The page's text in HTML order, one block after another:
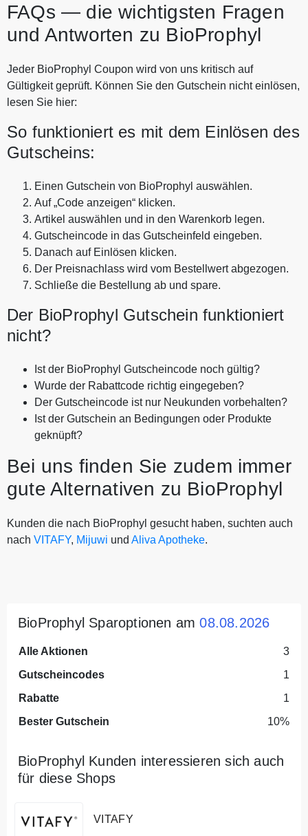
FAQs — die wichtigsten Fragen
und Antworten zu BioProphyl
Jeder BioProphyl Coupon wird von uns kritisch auf
Gültigkeit geprüft. Können Sie den Gutschein nicht einlösen,
lesen Sie hier:
So funktioniert es mit dem Einlösen des
Gutscheins:
Einen Gutschein von BioProphyl auswählen.
Auf „Code anzeigen“ klicken.
Artikel auswählen und in den Warenkorb legen.
Gutscheincode in das Gutscheinfeld eingeben.
Danach auf Einlösen klicken.
Der Preisnachlass wird vom Bestellwert abgezogen.
Schließe die Bestellung ab und spare.
Der BioProphyl Gutschein funktioniert
nicht?
Ist der BioProphyl Gutscheincode noch gültig?
Wurde der Rabattcode richtig eingegeben?
Der Gutscheincode ist nur Neukunden vorbehalten?
Ist der Gutschein an Bedingungen oder Produkte
geknüpft?
Bei uns finden Sie zudem immer
gute Alternativen zu BioProphyl
Kunden die nach BioProphyl gesucht haben, suchten auch
nach VITAFY, Mijuwi und Aliva Apotheke.
BioProphyl Sparoptionen am08.08.2026
Alle Aktionen
3
Gutscheincodes
1
Rabatte
1
Bester Gutschein
10%
BioProphyl Kunden interessieren sich auch
für diese Shops
VITAFY